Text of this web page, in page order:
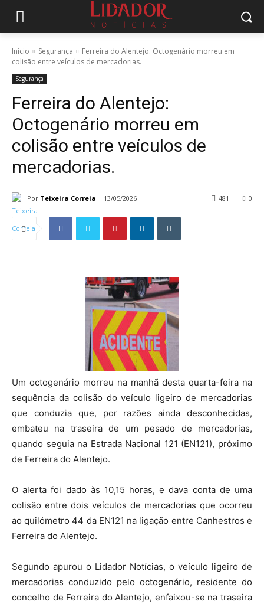
Início Segurança
Ferreira do Alentejo: Octogenário morreu em
colisão entre veículos de mercadorias.
Segurança
Ferreira do Alentejo:
Octogenário morreu em
colisão entre veículos de
mercadorias.
Por Teixeira Correia 13/05/2026 0
481
Um octogenário morreu na manhã desta quarta-feira na
sequência da colisão do veículo ligeiro de mercadorias
que conduzia que, por razões ainda desconhecidas,
embateu na traseira de um pesado de mercadorias,
quando seguia na Estrada Nacional 121 (EN121), próximo
de Ferreira do Alentejo.
O alerta foi dado às 10,15 horas, e dava conta de uma
colisão entre dois veículos de mercadorias que ocorreu
ao quilómetro 44 da EN121 na ligação entre Canhestros e
Ferreira do Alentejo.
Segundo apurou o Lidador Notícias, o veículo ligeiro de
mercadorias conduzido pelo octogenário, residente do
concelho de Ferreira do Alentejo, enfaixou-se na traseira